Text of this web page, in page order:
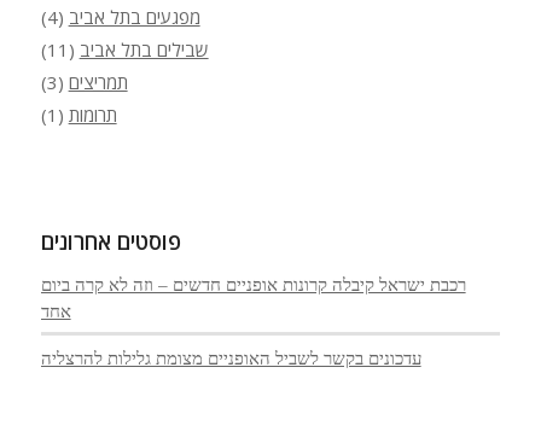
מפגעים בתל אביב (4)
שבילים בתל אביב (11)
תמריצים (3)
תרומות (1)
פוסטים אחרונים
רכבת ישראל קיבלה קרונות אופניים חדשים – וזה לא קרה ביום
אחד
עדכונים בקשר לשביל האופניים מצומת גלילות להרצליה